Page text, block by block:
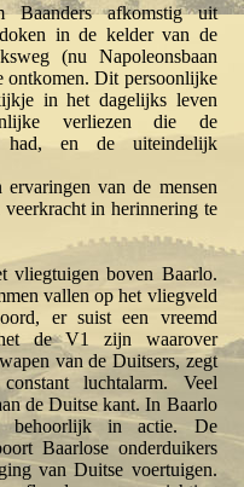
afkomstig uit
in de kelder van de
(nu Napoleonsbaan
ontkomen. Dit persoonlijke
in het dagelijks leven
verliezen die de
had, en de uiteindelijk
van de mensen
in herinnering te
vliegtuigen boven Baarlo.
vallen op het vliegveld
er suist een vreemd
de V1 zijn waarover
van de Duitsers, zegt
luchtalarm. Veel
de Duitse kant. In Baarlo
behoorlijk in actie. De
Baarlose onderduikers
van Duitse voertuigen.